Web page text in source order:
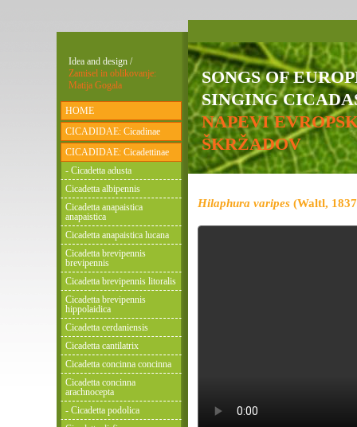
SONGS OF
SINGING
NAPEVI
ŠKRŽADOV
Hilaphura varipes (Waltl,
Idea and design /
Zamisel in oblikovanje:
Matija Gogala
HOME
CICADIDAE: Cicadinae
CICADIDAE: Cicadettinae
- Cicadetta adusta
Cicadetta albipennis
Cicadetta anapaistica
anapaistica
Cicadetta anapaistica lucana
Cicadetta brevipennis
brevipennis
Cicadetta brevipennis litoralis
Cicadetta brevipennis
hippolaidica
Cicadetta cerdaniensis
Cicadetta cantilatrix
Cicadetta concinna concinna
Cicadetta concinna
arachnocepta
- Cicadetta podolica